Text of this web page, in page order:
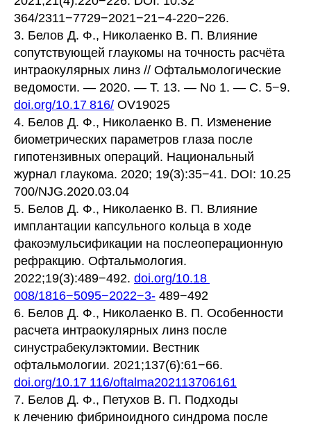
364/2311−7729−2021−21−4-220−226.
3. Белов Д. Ф., Николаенко В. П. Влияние
сопутствующей глаукомы на точность расчёта
интраокулярных линз // Офтальмологические
ведомости. — 2020. — Т. 13. — No 1. — С. 5−9.
doi.org/10.17 816/ OV19025
4. Белов Д. Ф., Николаенко В. П. Изменение
биометрических параметров глаза после
гипотензивных операций. Национальный
журнал глаукома. 2020; 19(3):35−41. DOI: 10.25
700/NJG.2020.03.04
5. Белов Д. Ф., Николаенко В. П. Влияние
имплантации капсульного кольца в ходе
факоэмульсификации на послеоперационную
рефракцию. Офтальмология.
2022;19(3):489−492. doi.org/10.18
008/1816−5095−2022−3- 489−492
6. Белов Д. Ф., Николаенко В. П. Особенности
расчета интраокулярных линз после
синустрабекулэктомии. Вестник
офтальмологии. 2021;137(6):61−66.
doi.org/10.17 116/oftalma202113706161
7. Белов Д. Ф., Петухов В. П. Подходы
к лечению фибриноидного синдрома после